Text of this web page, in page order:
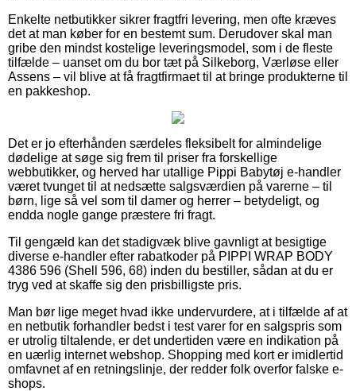
Enkelte netbutikker sikrer fragtfri levering, men ofte kræves
det at man køber for en bestemt sum. Derudover skal man
gribe den mindst kostelige leveringsmodel, som i de fleste
tilfælde – uanset om du bor tæt på Silkeborg, Værløse eller
Assens – vil blive at få fragtfirmaet til at bringe produkterne til
en pakkeshop.
Det er jo efterhånden særdeles fleksibelt for almindelige
dødelige at søge sig frem til priser fra forskellige
webbutikker, og herved har utallige Pippi Babytøj e-handler
været tvunget til at nedsætte salgsværdien på varerne – til
børn, lige så vel som til damer og herrer – betydeligt, og
endda nogle gange præstere fri fragt.
Til gengæld kan det stadigvæk blive gavnligt at besigtige
diverse e-handler efter rabatkoder på PIPPI WRAP BODY
4386 596 (Shell 596, 68) inden du bestiller, sådan at du er
tryg ved at skaffe sig den prisbilligste pris.
Man bør lige meget hvad ikke undervurdere, at i tilfælde af at
en netbutik forhandler bedst i test varer for en salgspris som
er utrolig tiltalende, er det undertiden være en indikation på
en uærlig internet webshop. Shopping med kort er imidlertid
omfavnet af en retningslinje, der redder folk overfor falske e-
shops.